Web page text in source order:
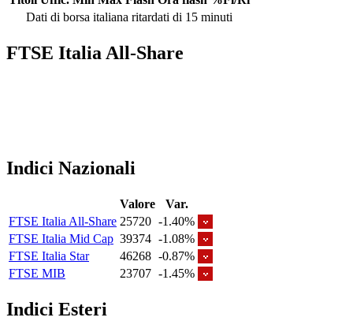
Dati di borsa italiana ritardati di 15 minuti
FTSE Italia All-Share
Indici Nazionali
Valore
Var.
FTSE Italia All-Share 25720 -1.40%
FTSE Italia Mid Cap 39374 -1.08%
FTSE Italia Star
46268 -0.87%
FTSE MIB
23707 -1.45%
Indici Esteri